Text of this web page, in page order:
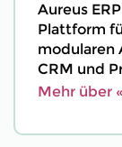
Aureus
Plattform
modularen
CRM und
Mehr über